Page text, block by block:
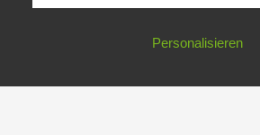
Personalisieren